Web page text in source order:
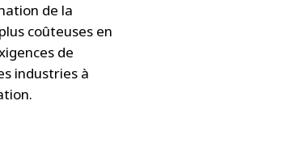
de la
coûteuses en
de
industries à